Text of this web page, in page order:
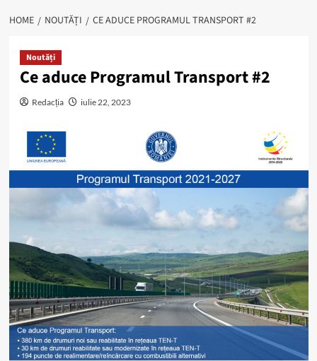
HOME NOUTĂȚI CE ADUCE PROGRAMUL TRANSPORT #2
Noutăți
Ce aduce Programul Transport #2
Redacția iulie 22, 2023